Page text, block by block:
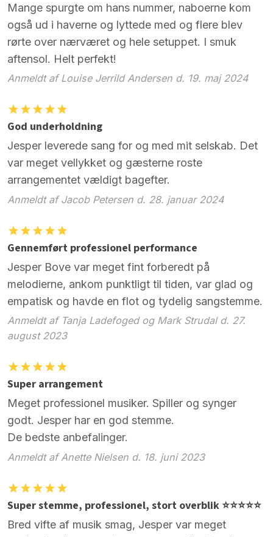
Mange spurgte om hans nummer, naboerne kom
også ud i haverne og lyttede med og flere blev
rørte over nærværet og hele setuppet. I smuk
aftensol. Helt perfekt!
Anmeldt af Louise Jerrild Andersen d. 19. maj 2024
God underholdning
Jesper leverede sang for og med mit selskab. Det
var meget vellykket og gæsterne roste
arrangementet vældigt bagefter.
Anmeldt af Jacob Petersen d. 28. januar 2024
Gennemført professionel performance
Jesper Bove var meget fint forberedt på
melodierne, ankom punktligt til tiden, var glad og
empatisk og havde en flot og tydelig sangstemme.
Anmeldt af Tanja Ladefoged og Mark Strudal d. 27.
august 2023
Super arrangement
Meget professionel musiker. Spiller og synger
godt. Jesper har en god stemme.
De bedste anbefalinger.
Anmeldt af Anette Nielsen d. 18. juni 2023
Super stemme, professionel, stort overblik ⭐️⭐️⭐️⭐️⭐️
Bred vifte af musik smag, Jesper var meget